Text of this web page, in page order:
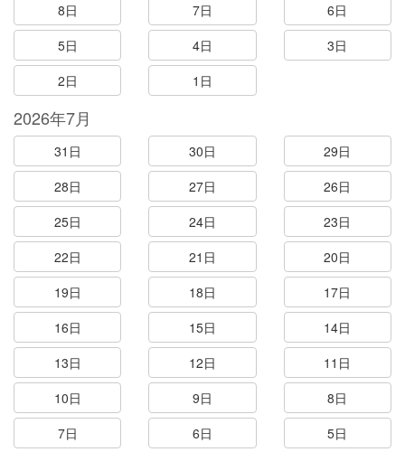
8日
7日
6日
5日
4日
3日
2日
1日
2026年7月
31日 30日
29日
28日
27日
26日
25日
24日
23日
22日
21日
20日
19日
18日
17日
16日
15日
14日
13日
12日
11日
10日
9日
8日
7日
6日
5日